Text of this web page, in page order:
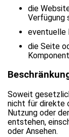
die
Verfügung
eventuelle
die Seite
Soweit
nicht für direkte
Nutzung oder
entstehen,
oder Ansehen.